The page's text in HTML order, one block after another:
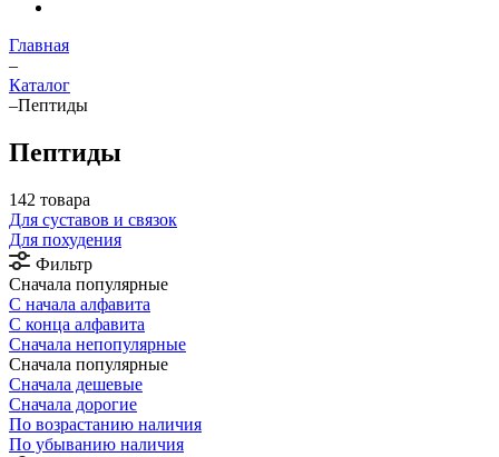
Главная
–
Каталог
–Пептиды
Пептиды
142 товара
Для суставов и связок
Для похудения
Фильтр
Сначала популярные
С начала алфавита
С конца алфавита
Сначала непопулярные
Сначала популярные
Сначала дешевые
Сначала дорогие
По возрастанию наличия
По убыванию наличия